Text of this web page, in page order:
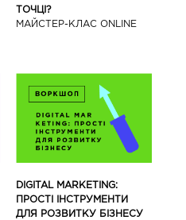
ТОЧЦІ?
МАЙСТЕР-КЛАС ONLINE
DIGITAL MARKETING:
ПРОСТІ ІНСТРУМЕНТИ
ДЛЯ РОЗВИТКУ БІЗНЕСУ